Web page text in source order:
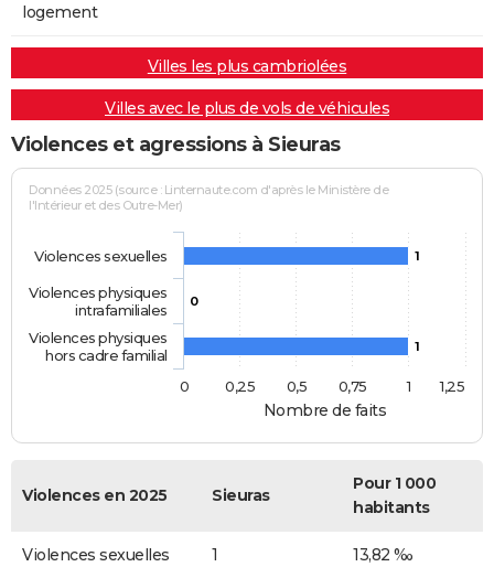
logement
Villes les plus cambriolées
Villes avec le plus de vols de véhicules
Violences et agressions à Sieuras
Nombre de faits
Données 2025 (source : Linternaute.com d'après le Ministère de
l'Intérieur et des Outre-Mer)
1
0
1
Violences sexuelles
Violences physiques
intrafamiliales
Violences physiques
hors cadre familial
0
1
0,25 0,5 0,75 1,25
Violences en 2025 Sieuras
Pour 1 000
habitants
Violences sexuelles 1 13,82 ‰